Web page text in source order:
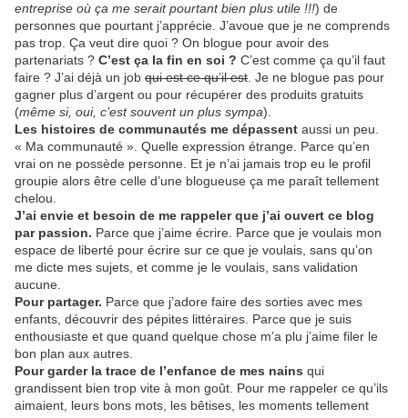
entreprise où ça me serait pourtant bien plus utile !!!) de
personnes que pourtant j’apprécie. J’avoue que je ne comprends
pas trop. Ça veut dire quoi ? On blogue pour avoir des
partenariats ? C’est ça la fin en soi ? C’est comme ça qu’il faut
faire ? J’ai déjà un job qui est ce qu’il est . Je ne blogue pas pour
gagner plus d’argent ou pour récupérer des produits gratuits
(même si, oui, c’est souvent un plus sympa).
Les histoires de communautés me dépassent aussi un peu.
« Ma communauté ». Quelle expression étrange. Parce qu’en
vrai on ne possède personne. Et je n’ai jamais trop eu le profil
groupie alors être celle d’une blogueuse ça me paraît tellement
chelou.
J’ai envie et besoin de me rappeler que j’ai ouvert ce blog
par passion. Parce que j’aime écrire. Parce que je voulais mon
espace de liberté pour écrire sur ce que je voulais, sans qu’on
me dicte mes sujets, et comme je le voulais, sans validation
aucune.
Pour partager. Parce que j’adore faire des sorties avec mes
enfants, découvrir des pépites littéraires. Parce que je suis
enthousiaste et que quand quelque chose m’a plu j’aime filer le
bon plan aux autres.
Pour garder la trace de l’enfance de mes nains qui
grandissent bien trop vite à mon goût. Pour me rappeler ce qu’ils
aimaient, leurs bons mots, les bêtises, les moments tellement